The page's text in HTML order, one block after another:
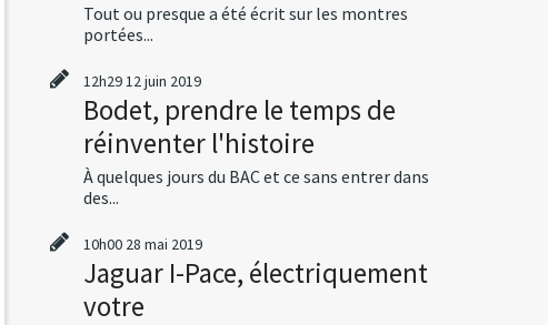
Tout ou presque a été écrit sur les montres
portées...
12h2912juin 2019
Bodet, prendre le temps de
réinventer l'histoire
À quelques jours du BAC et ce sans entrer dans
des...
10h00 28 mai 2019
Jaguar I-Pace, électriquement
votre